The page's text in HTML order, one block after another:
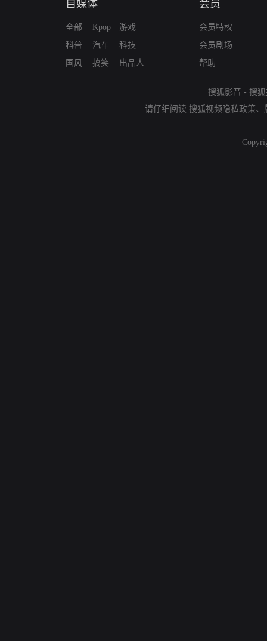
自媒体
全部
科普
国风
Kpop
汽车
搞笑
游戏
科技
出品人
会员
会员特权
会员剧场
帮助
搜狐影音 - 搜
请仔细阅读 搜狐视频隐私政策、